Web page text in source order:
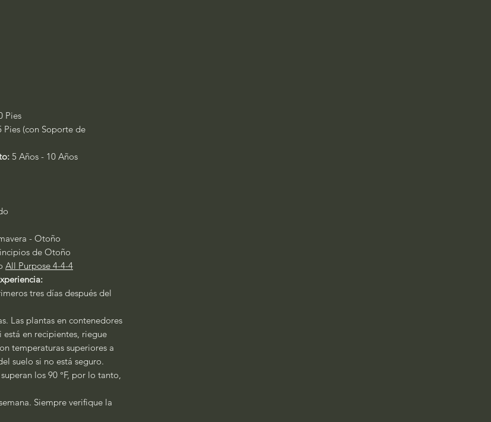
Pies
Pies (con Soporte de
5 Años - 10 Años
- Otoño
de Otoño
All Purpose 4-4-4
tres días después del
Las plantas en contenedores
está en recipientes, riegue
temperaturas superiores a
suelo si no está seguro.
los 90 °F, por lo tanto,
Siempre verifique la